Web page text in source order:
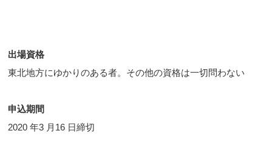
出場資格
東北地方にゆかりのある者。その他の資格は一切問わない
申込期間
2020 年3 月16 日締切